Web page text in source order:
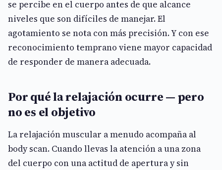
se percibe en el cuerpo antes de que alcance
niveles que son difíciles de manejar. El
agotamiento se nota con más precisión. Y con ese
reconocimiento temprano viene mayor capacidad
de responder de manera adecuada.
Por qué la relajación ocurre — pero
no es el objetivo
La relajación muscular a menudo acompaña al
body scan. Cuando llevas la atención a una zona
del cuerpo con una actitud de apertura y sin